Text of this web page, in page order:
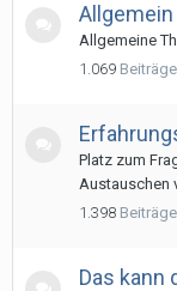
Allgemein
Allgemeine
1.069 Beiträge
Platz zum
Austauschen
1.398 Beiträge
Das kann